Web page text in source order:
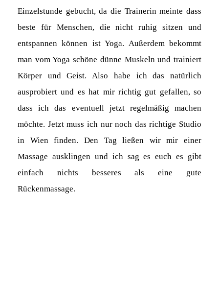
Einzelstunde gebucht, da die Trainerin meinte dass
beste für Menschen, die nicht ruhig sitzen und
entspannen können ist Yoga. Außerdem bekommt
man vom Yoga schöne dünne Muskeln und trainiert
Körper und Geist. Also habe ich das natürlich
ausprobiert und es hat mir richtig gut gefallen, so
dass ich das eventuell jetzt regelmäßig machen
möchte. Jetzt muss ich nur noch das richtige Studio
in Wien finden. Den Tag ließen wir mir einer
Massage ausklingen und ich sag es euch es gibt
einfach nichts besseres als eine gute
Rückenmassage.